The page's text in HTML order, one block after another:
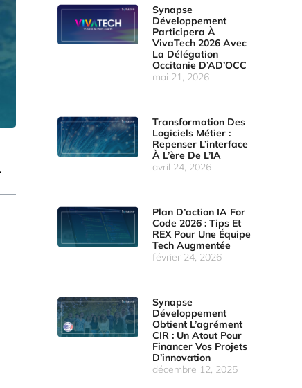
Synapse
Développement
Participera À
VivaTech 2026 Avec
La Délégation
Occitanie D’AD’OCC
mai 21, 2026
Transformation Des
Logiciels Métier :
Repenser L’interface
À L’ère De L’IA
avril 24, 2026
Plan D’action IA For
Code 2026 : Tips Et
REX Pour Une Équipe
Tech Augmentée
février 24, 2026
Synapse
Développement
Obtient L’agrément
CIR : Un Atout Pour
Financer Vos Projets
D’innovation
décembre 12, 2025